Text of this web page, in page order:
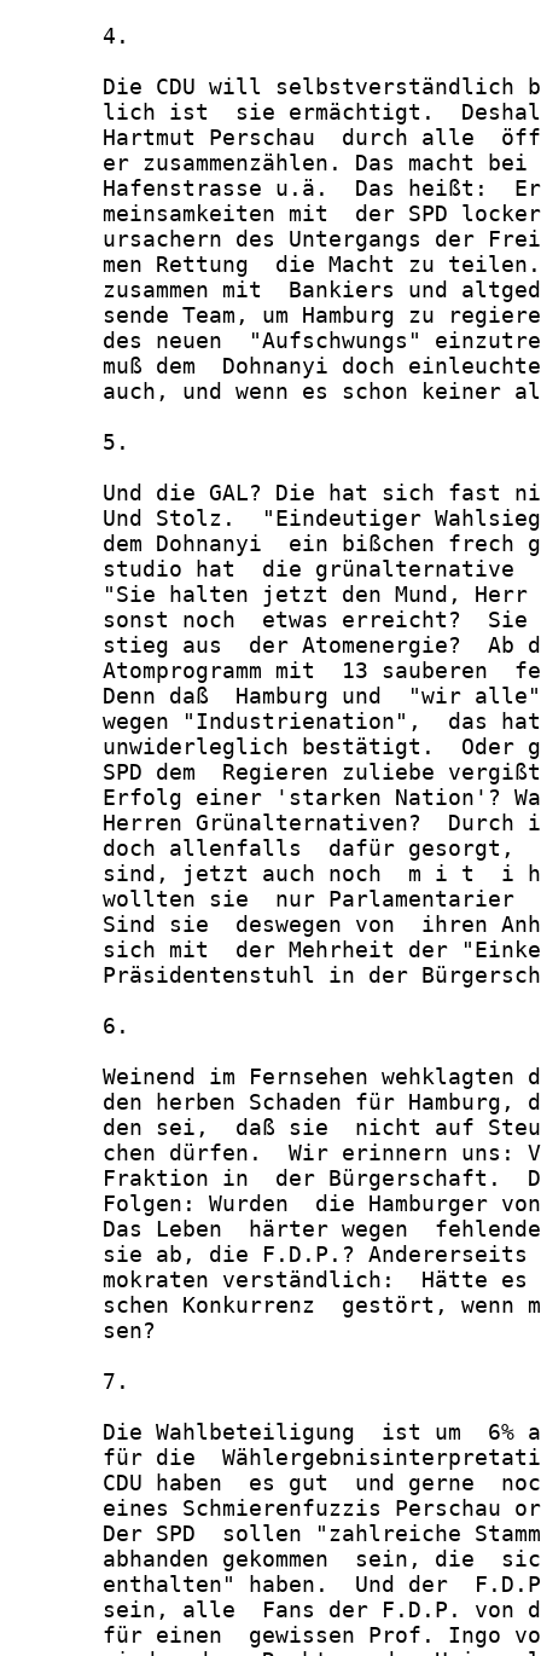
       4.
Die CDU will selbstverständlich
lich ist  sie ermächtigt.
Hartmut Perschau  durch alle
er zusammenzählen. Das macht
Hafenstrasse u.ä.  Das heißt:
meinsamkeiten mit  der SPD
ursachern des Untergangs der
men Rettung  die Macht zu
zusammen mit  Bankiers und
sende Team, um Hamburg zu
des neuen  "Aufschwungs"
muß dem  Dohnanyi doch
auch, und wenn es schon keiner
       5.
Und die GAL? Die hat sich fast
Und Stolz.  "Eindeutiger
dem Dohnanyi  ein bißchen frech
studio hat  die grünalternative
"Sie halten jetzt den Mund,
sonst noch  etwas erreicht?
stieg aus  der Atomenergie?  Ab
Atomprogramm mit  13 sauberen
Denn daß  Hamburg und  "wir
wegen "Industrienation",  das
unwiderleglich bestätigt.  Oder
SPD dem  Regieren zuliebe
Erfolg einer 'starken Nation'?
Herren Grünalternativen?  Durch
doch allenfalls  dafür gesorgt,
sind, jetzt auch noch  m i t  i
wollten sie  nur Parlamentarier
Sind sie  deswegen von  ihren
sich mit  der Mehrheit der
Präsidentenstuhl in der
       6.
Weinend im Fernsehen wehklagten
den herben Schaden für Hamburg,
den sei,  daß sie  nicht auf
chen dürfen.  Wir erinnern uns:
Fraktion in  der Bürgerschaft.
Folgen: Wurden  die Hamburger
Das Leben  härter wegen
sie ab, die F.D.P.?
mokraten verständlich:  Hätte
schen Konkurrenz  gestört, wenn
       sen?
       7.
Die Wahlbeteiligung  ist um  6%
für die
CDU haben  es gut  und gerne
eines Schmierenfuzzis Perschau
Der SPD  sollen "zahlreiche
abhanden gekommen  sein, die
enthalten" haben.  Und der
sein, alle  Fans der F.D.P. von
für einen  gewissen Prof. Ingo